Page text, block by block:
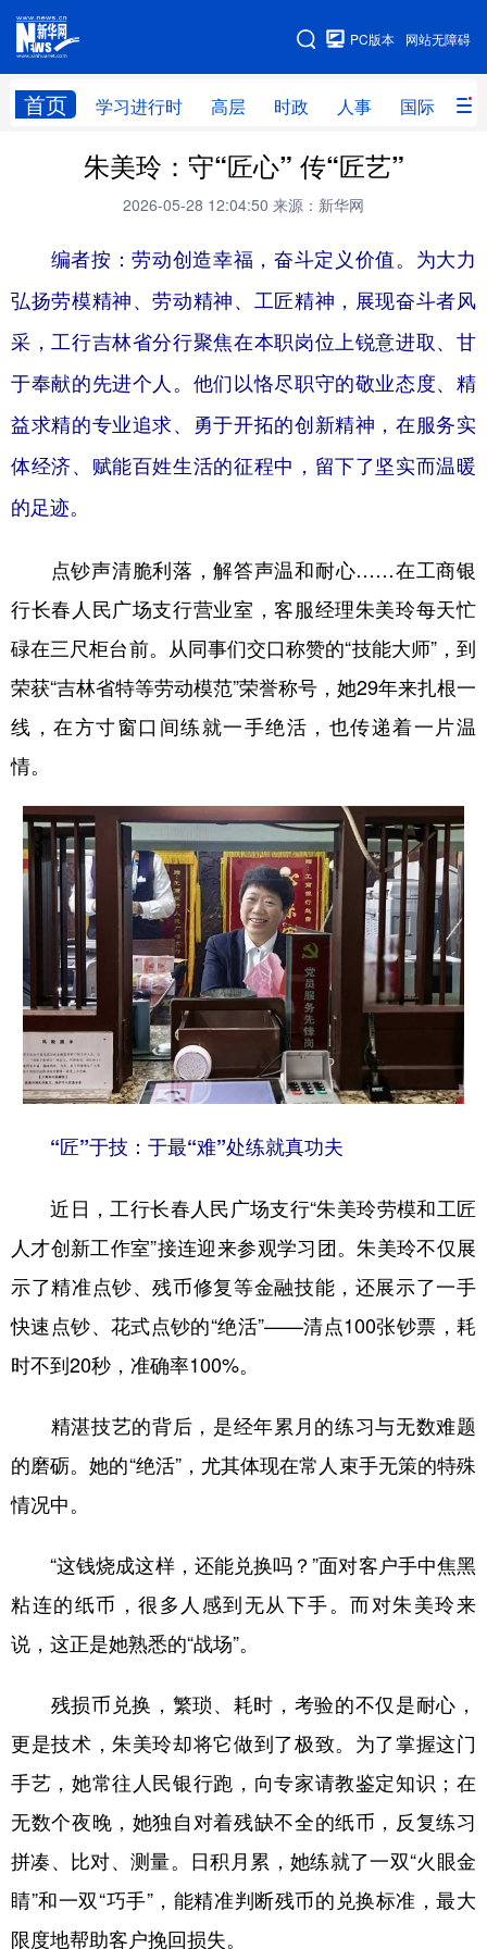
网站无障碍
PC版本
首页 学习进行时 高层 时政 人事 国际 财
网站地图
学习进行时 高层 时政 人事
财经 网评
台湾 思客智库 全球连线 教育
科技 科创 量子 体育
文化 书画 健康 军事
访谈 视频 图片 政务
法律 中央文件 金融 汽车
食品 信息化 数字经济
城市 旅游 能源 会展
彩票 娱乐 时尚 悦读
一带一路 亚太网 上市公司
北京 天津 河北 山西
辽宁 吉林 上海 江苏
浙江 安徽 福建 江西
山东 河南 湖北 湖南
广东 广西 海南
四川 贵州 云南 西藏
内蒙古 黑龙江
多语种频道
English Español Français عربى
Русский язык 日本語 한국어
朱美玲：守“匠心” 传“匠艺”
2026-05-28 12:04:50 来源：新华网
编者按：劳动创造幸福，奋斗定义价值。为大力
弘扬劳模精神、劳动精神、工匠精神，展现奋斗者风
采，工行吉林省分行聚焦在本职岗位上锐意进取、甘
于奉献的先进个人。他们以恪尽职守的敬业态度、精
益求精的专业追求、勇于开拓的创新精神，在服务实
体经济、赋能百姓生活的征程中，留下了坚实而温暖
的足迹。
点钞声清脆利落，解答声温和耐心……在工商银
行长春人民广场支行营业室，客服经理朱美玲每天忙
碌在三尺柜台前。从同事们交口称赞的“技能大师”，到
荣获“吉林省特等劳动模范”荣誉称号，她29年来扎根一
线，在方寸窗口间练就一手绝活，也传递着一片温
情。
“匠”于技：于最“难”处练就真功夫
近日，工行长春人民广场支行“朱美玲劳模和工匠
人才创新工作室”接连迎来参观学习团。朱美玲不仅展
示了精准点钞、残币修复等金融技能，还展示了一手
快速点钞、花式点钞的“绝活”——清点100张钞票，耗
时不到20秒，准确率100%。
精湛技艺的背后，是经年累月的练习与无数难题
的磨砺。她的“绝活”，尤其体现在常人束手无策的特殊
情况中。
“这钱烧成这样，还能兑换吗？”面对客户手中焦黑
粘连的纸币，很多人感到无从下手。而对朱美玲来
说，这正是她熟悉的“战场”。
残损币兑换，繁琐、耗时，考验的不仅是耐心，
更是技术，朱美玲却将它做到了极致。为了掌握这门
手艺，她常往人民银行跑，向专家请教鉴定知识；在
无数个夜晚，她独自对着残缺不全的纸币，反复练习
拼凑、比对、测量。日积月累，她练就了一双“火眼金
睛”和一双“巧手”，能精准判断残币的兑换标准，最大
限度地帮助客户挽回损失。